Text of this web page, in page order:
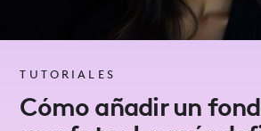
TUTORIALES
Cómo añadir un